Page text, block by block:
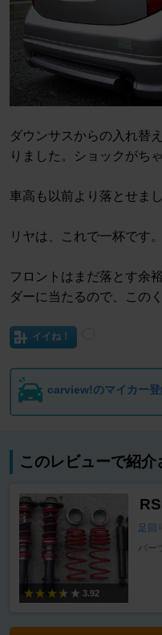
ダウンサスからの入れ替
りました。ショックがち
車高も以前より落とせまし
リヤは、これで一杯です
フロントはまだ落とす余
ダーに当たるので、この
イイね！
carview!のマイカー登
このレビューで紹介
3.92
足回
パー